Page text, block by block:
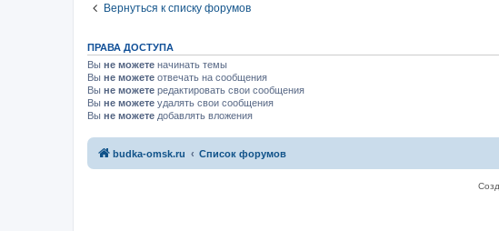
Вернуться к списку форумов
ПРАВА ДОСТУПА
Вы не можете начинать темы
Вы не можете отвечать на сообщения
Вы не можете редактировать свои сообщения
Вы не можете удалять свои сообщения
Вы не можете добавлять вложения
budka-omsk.ru Список форумов